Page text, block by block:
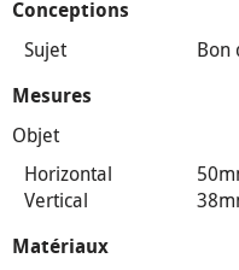
Conceptions
Sujet Bon
Mesures
Objet
Horizontal
Vertical
Matériaux